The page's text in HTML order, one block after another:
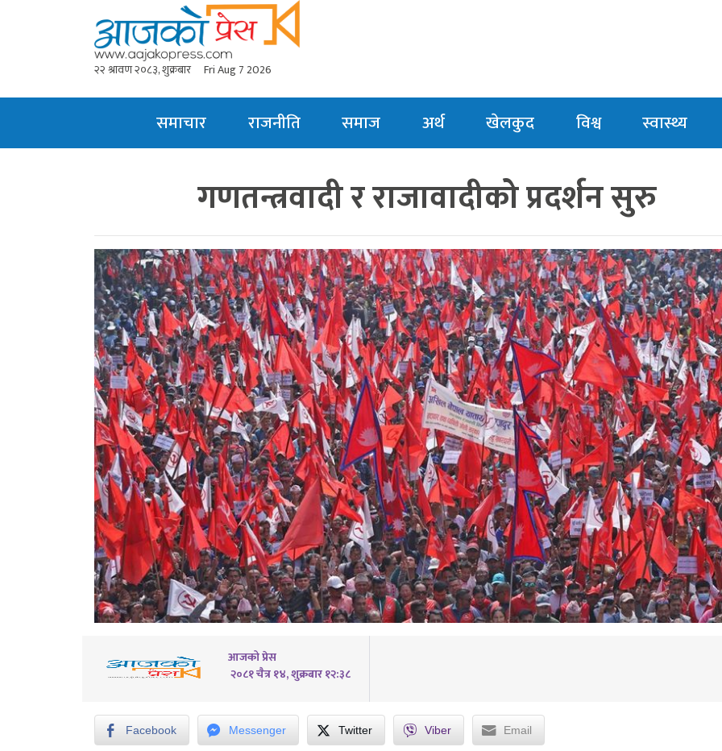
२२ श्रावण २०८३, शुक्रबार Fri Aug 7 2026
समाचार राजनीति समाज अर्थ खेलकुद विश्व स्वास्थ्य
गणतन्त्रवादी र राजावादीको प्रदर्शन सुरु
आजको प्रेस
२०८१ चैत्र १४, शुक्रबार १२:३८
Facebook Messenger Twitter Viber Email